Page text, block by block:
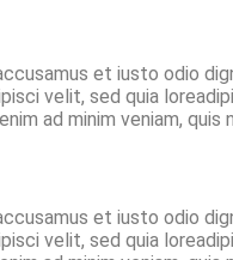
et iusto odio
velit, sed quia
ad minim veniam,
et iusto odio
velit, sed quia